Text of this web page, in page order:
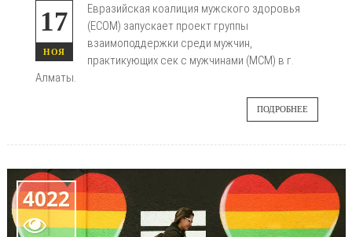
17
НОЯ
Евразийская коалиция мужского здоровья
(ECOM) запускает проект группы
взаимоподдержки среди мужчин,
практикующих сек с мужчинами (МСМ) в г.
Алматы.
ПОДРОБНЕЕ
4022
